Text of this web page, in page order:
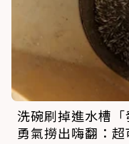
洗碗刷掉進水槽
勇氣撈出嗨翻：超